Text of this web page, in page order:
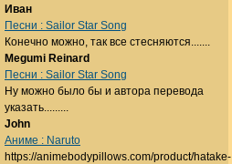
Иван
Песни : Sailor Star Song
Конечно можно, так все стесняются.......
Megumi Reinard
Песни : Sailor Star Song
Ну можно было бы и автора перевода
указать.........
John
Аниме : Naruto
https://animebodypillows.com/product/hatake-